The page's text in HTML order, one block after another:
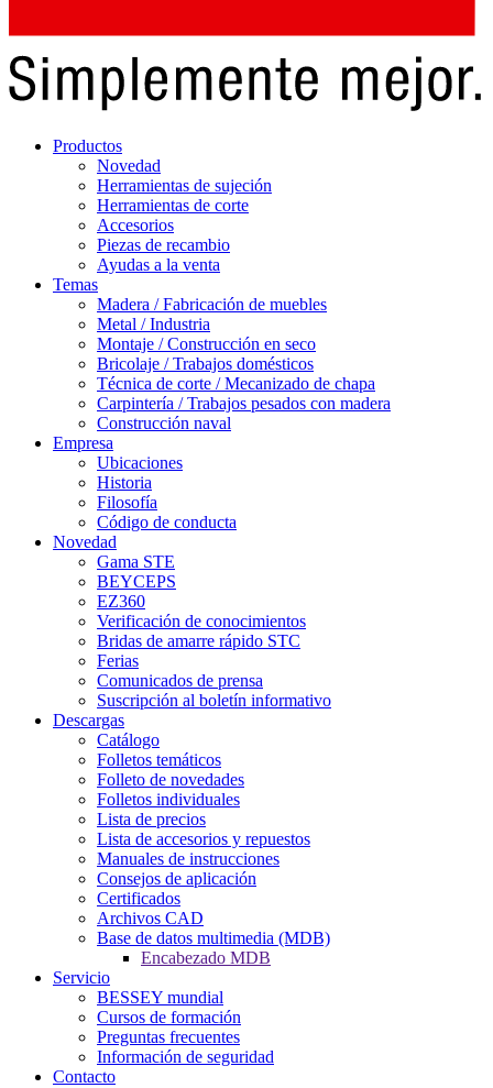
Productos
Novedad
Herramientas de sujeción
Herramientas de corte
Accesorios
Piezas de recambio
Ayudas a la venta
Temas
Madera / Fabricación de muebles
Metal / Industria
Montaje / Construcción en seco
Bricolaje / Trabajos domésticos
Técnica de corte / Mecanizado de chapa
Carpintería / Trabajos pesados con madera
Construcción naval
Empresa
Ubicaciones
Historia
Filosofía
Código de conducta
Novedad
Gama STE
BEYCEPS
EZ360
Verificación de conocimientos
Bridas de amarre rápido STC
Ferias
Comunicados de prensa
Suscripción al boletín informativo
Descargas
Catálogo
Folletos temáticos
Folleto de novedades
Folletos individuales
Lista de precios
Lista de accesorios y repuestos
Manuales de instrucciones
Consejos de aplicación
Certificados
Archivos CAD
Base de datos multimedia (MDB)
Encabezado MDB
Servicio
BESSEY mundial
Cursos de formación
Preguntas frecuentes
Información de seguridad
Contacto